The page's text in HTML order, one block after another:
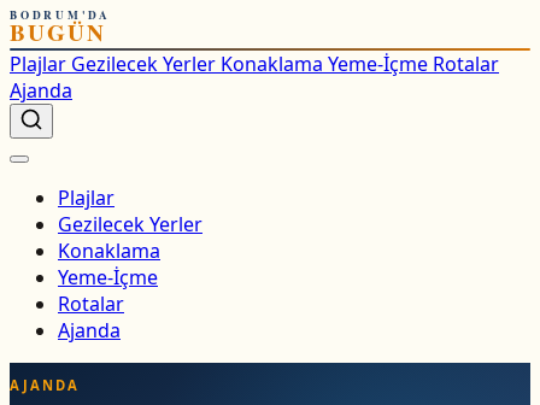
BODRUM'DA
BUGÜN
Plajlar Gezilecek Yerler Konaklama Yeme-İçme Rotalar
Ajanda
Plajlar
Gezilecek Yerler
Konaklama
Yeme-İçme
Rotalar
Ajanda
AJANDA